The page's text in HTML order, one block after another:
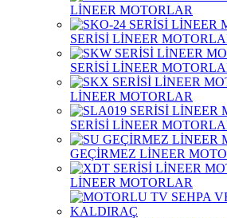
LİNEER MOTORLAR
SERİSİ LİNEER
SERİSİ LİNEER
LİNEER MOTORLAR
SERİSİ LİNEER
GEÇİRMEZ LİNEER
LİNEER MOTORLAR